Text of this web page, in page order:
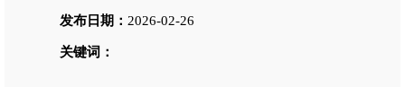
发布日期： 2026-02-26
关键词：